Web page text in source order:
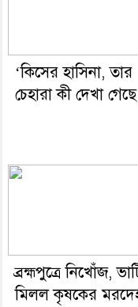
‘কিসের হাসিনা, তার
চেহারা কী দেখা
ব্রহ্মপুত্রে নিখোঁজ,
মিলল কৃষকের